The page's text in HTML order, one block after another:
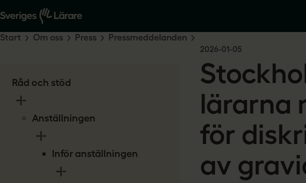
Råd och stöd
Anställningen
Inför anställningen
Start Om oss Press Pressmeddelanden
2026-01-05
lärarna
för
av